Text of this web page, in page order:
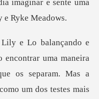
os separam. Mas a
um dos testes mais